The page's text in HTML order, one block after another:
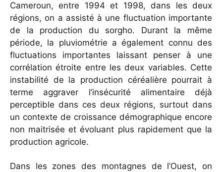
Cameroun, entre 1994 et 1998, dans les deux
régions, on a assisté à une fluctuation importante
de la production du sorgho. Durant la même
période, la pluviométrie a également connu des
fluctuations importantes laissant penser à une
corrélation étroite entre les deux variables. Cette
instabilité de la production céréalière pourrait à
terme aggraver l’insécurité alimentaire déjà
perceptible dans ces deux régions, surtout dans
un contexte de croissance démographique encore
non maitrisée et évoluant plus rapidement que la
production agricole.
Dans les zones des montagnes de l’Ouest, on